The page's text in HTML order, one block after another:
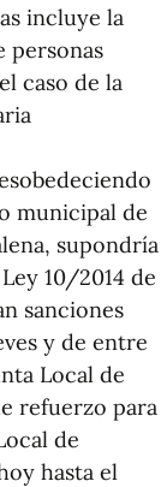
incluye la
personas
caso de la
municipal de
supondría
10/2014 de
sanciones
y de entre
Local de
refuerzo para
de
hasta el